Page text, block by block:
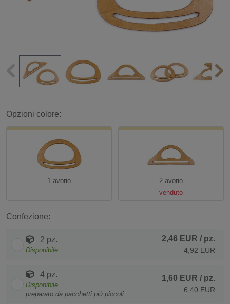
Opzioni colore:
1 avorio
2 avorio
venduto
Confezione:
2 pz.
Disponibile
2,46 EUR / pz.
4,92 EUR
4 pz.
Disponibile
preparato da pacchetti più piccoli
1,60 EUR / pz.
6,40 EUR